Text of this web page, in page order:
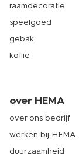
raamdecoratie
speelgoed
gebak
koffie
over HEMA
over ons bedrijf
werken bij HEMA
duurzaamheid